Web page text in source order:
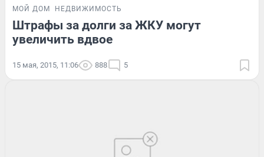
МОЙ ДОМ НЕДВИЖИМОСТЬ
Штрафы за долги за ЖКУ могут
увеличить вдвое
15 мая, 2015, 11:06 888 5